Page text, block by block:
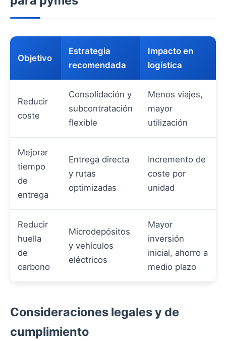
Objetivo
Estrategia
recomendada
Impacto en
logística
Reducir
coste
Consolidación y
subcontratación
flexible
Menos viajes,
mayor
utilización
Mejorar
tiempo
de
entrega
Entrega directa
y rutas
optimizadas
Incremento de
coste por
unidad
Reducir
huella
de
carbono
Microdepósitos
y vehículos
eléctricos
Mayor
inversión
inicial, ahorro a
medio plazo
Consideraciones legales y de
cumplimiento